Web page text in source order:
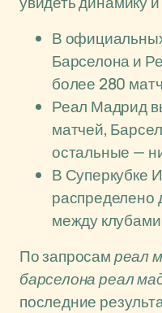
В
Барселона и
более 280
Реал Мадрид
матчей,
остальные —
В Суперкубке
распределено
между
По запросамреал
барселона реал
последние